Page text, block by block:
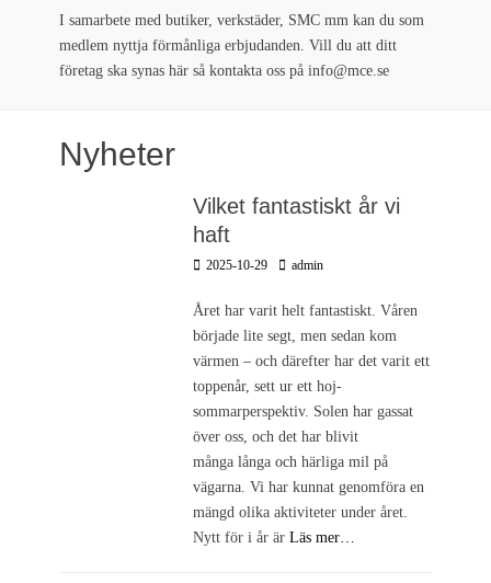
I samarbete med butiker, verkstäder, SMC mm kan du som
medlem nyttja förmånliga erbjudanden. Vill du att ditt
företag ska synas här så kontakta oss på info@mce.se
Nyheter
Vilket fantastiskt år vi
haft
Postades
2025-10-29 Författare
admin
Året har varit helt fantastiskt. Våren
började lite segt, men sedan kom
värmen – och därefter har det varit ett
toppenår, sett ur ett hoj-
sommarperspektiv. Solen har gassat
över oss, och det har blivit
många långa och härliga mil på
vägarna. Vi har kunnat genomföra en
mängd olika aktiviteter under året.
Nytt för i år ärLäs mer…